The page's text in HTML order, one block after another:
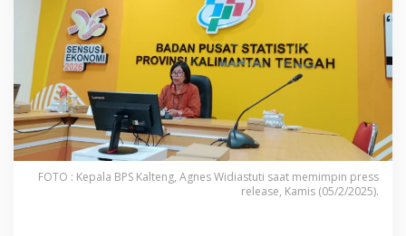
FOTO : Kepala BPS Kalteng, Agnes Widiastuti saat memimpin press
release, Kamis (05/2/2025).